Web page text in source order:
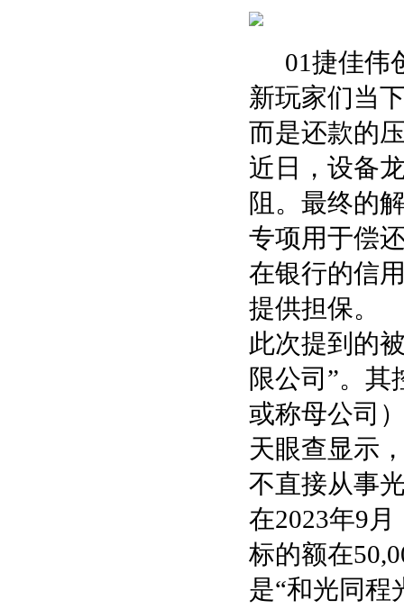
01捷佳伟
新玩家们当
而是还款的
近日，设备
阻。最终的
专项用于偿
在银行的信
提供担保。
此次提到的
限公司”。
或称母公司
天眼查显示
不直接从事
在2023年9
标的额在
是“和光同程